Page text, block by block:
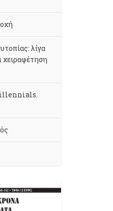
λίγα
χειραφέτηση